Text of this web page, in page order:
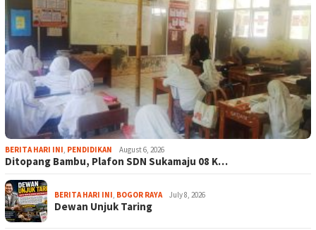
BERITA HARI INI, PENDIDIKAN August 6, 2026
Ditopang Bambu, Plafon SDN Sukamaju 08 K…
BERITA HARI INI, BOGOR RAYA July 8, 2026
Dewan Unjuk Taring